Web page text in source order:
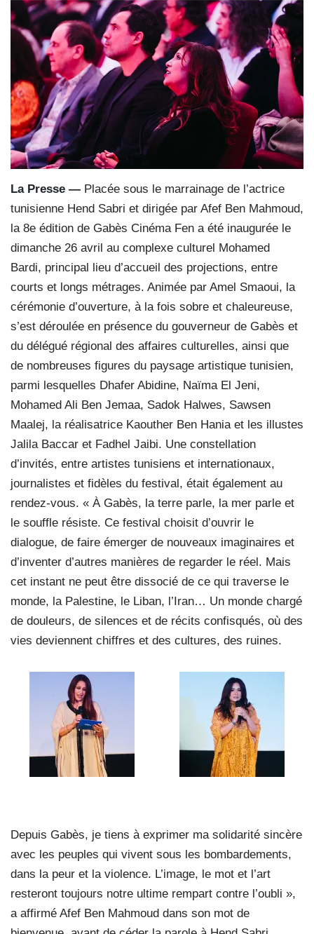
La Presse — Placée sous le marrainage de l’actrice
tunisienne Hend Sabri et dirigée par Afef Ben Mahmoud,
la 8e édition de Gabès Cinéma Fen a été inaugurée le
dimanche 26 avril au complexe culturel Mohamed
Bardi, principal lieu d’accueil des projections, entre
courts et longs métrages. Animée par Amel Smaoui, la
cérémonie d’ouverture, à la fois sobre et chaleureuse,
s’est déroulée en présence du gouverneur de Gabès et
du délégué régional des affaires culturelles, ainsi que
de nombreuses figures du paysage artistique tunisien,
parmi lesquelles Dhafer Abidine, Naïma El Jeni,
Mohamed Ali Ben Jemaa, Sadok Halwes, Sawsen
Maalej, la réalisatrice Kaouther Ben Hania et les illustes
Jalila Baccar et Fadhel Jaibi. Une constellation
d’invités, entre artistes tunisiens et internationaux,
journalistes et fidèles du festival, était également au
rendez-vous. « À Gabès, la terre parle, la mer parle et
le souffle résiste. Ce festival choisit d’ouvrir le
dialogue, de faire émerger de nouveaux imaginaires et
d’inventer d’autres manières de regarder le réel. Mais
cet instant ne peut être dissocié de ce qui traverse le
monde, la Palestine, le Liban, l’Iran… Un monde chargé
de douleurs, de silences et de récits confisqués, où des
vies deviennent chiffres et des cultures, des ruines.
Depuis Gabès, je tiens à exprimer ma solidarité sincère
avec les peuples qui vivent sous les bombardements,
dans la peur et la violence. L’image, le mot et l’art
resteront toujours notre ultime rempart contre l’oubli »,
a affirmé Afef Ben Mahmoud dans son mot de